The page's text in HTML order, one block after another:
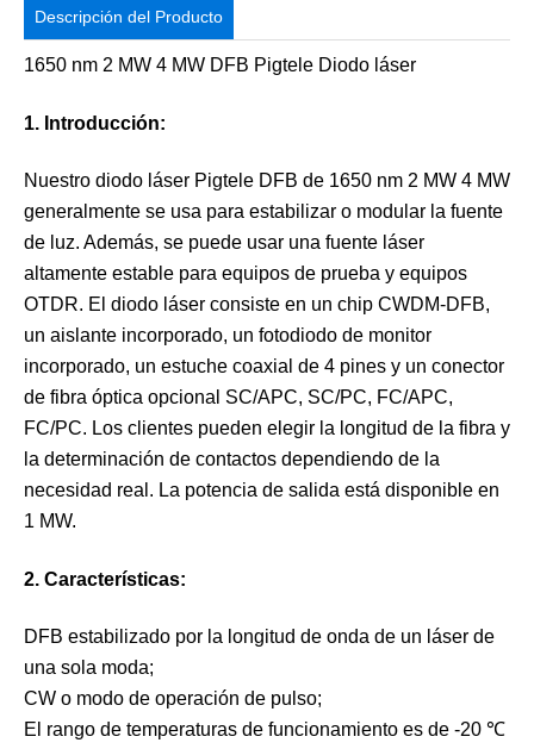
Descripción del Producto
1650 nm 2 MW 4 MW DFB Pigtele Diodo láser
1. Introducción:
Nuestro diodo láser Pigtele DFB de 1650 nm 2 MW 4 MW
generalmente se usa para estabilizar o modular la fuente
de luz. Además, se puede usar una fuente láser
altamente estable para equipos de prueba y equipos
OTDR. El diodo láser consiste en un chip CWDM-DFB,
un aislante incorporado, un fotodiodo de monitor
incorporado, un estuche coaxial de 4 pines y un conector
de fibra óptica opcional SC/APC, SC/PC, FC/APC,
FC/PC. Los clientes pueden elegir la longitud de la fibra y
la determinación de contactos dependiendo de la
necesidad real. La potencia de salida está disponible en
1 MW.
2. Características:
DFB estabilizado por la longitud de onda de un láser de
una sola moda;
CW o modo de operación de pulso;
El rango de temperaturas de funcionamiento es de -20 ℃